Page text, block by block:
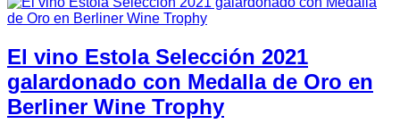
El vino Estola Selección 2021
galardonado con Medalla de Oro en
Berliner Wine Trophy